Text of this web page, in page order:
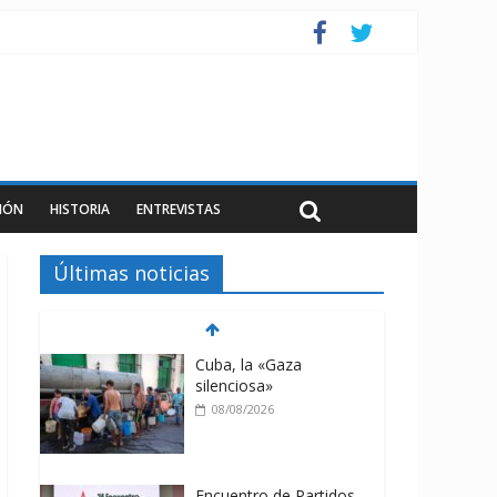
HISTORIA ENTREVISTAS
Últimas noticias
Cuba, la «Gaza
silenciosa»
08/08/2026